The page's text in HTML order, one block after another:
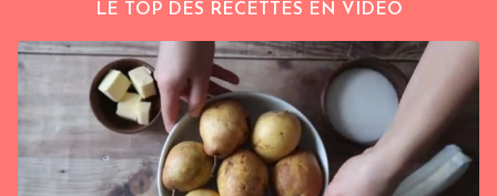
LE TOP DES RECETTES EN VIDEO